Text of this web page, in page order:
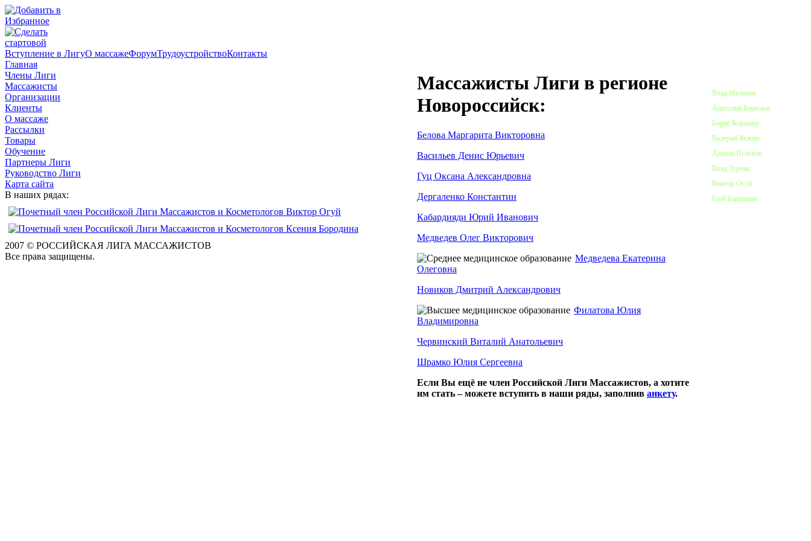
Вступление в ЛигуО массажеФорумТрудоустройствоКонтакты
Главная
Члены Лиги
Массажисты
Организации
Клиенты
О массаже
Рассылки
Товары
Обучение
Партнеры Лиги
Руководство Лиги
Карта сайта
В наших рядах:
2007 © РОССИЙСКАЯ ЛИГА МАССАЖИСТОВ
Все права защищены.
Массажисты Лиги в регионе
Новороссийск:
Белова Маргарита Викторовна
Васильев Денис Юрьевич
Гуц Оксана Александровна
Дергаленко Константин
Кабардияди Юрий Иванович
Медведев Олег Викторович
Медведева Екатерина
Олеговна
Новиков Дмитрий Александрович
Филатова Юлия
Владимировна
Червинский Виталий Анатольевич
Шрамко Юлия Сергеевна
Если Вы ещё не член Российской Лиги Массажистов, а хотите
им стать – можете вступить в наши ряды, заполнив анкету.
Влад Мельник
Анатолий Бирюков
Борис Киржнер
Валерий Фокин
Ариэль Пелевин
Влад Турчак
Виктор Огуй
Глеб Барашков